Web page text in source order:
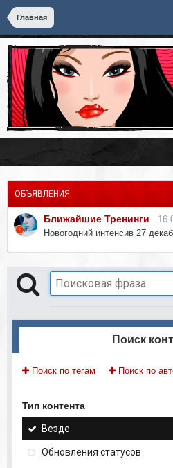
Главная
ОБЪЯВЛЕНИЯ
Ближайшие Тренинги
Новогодний интенсив 27
Поиск
Поиск по тегам Поиск по
Тип контента
Везде
Обновления статусов